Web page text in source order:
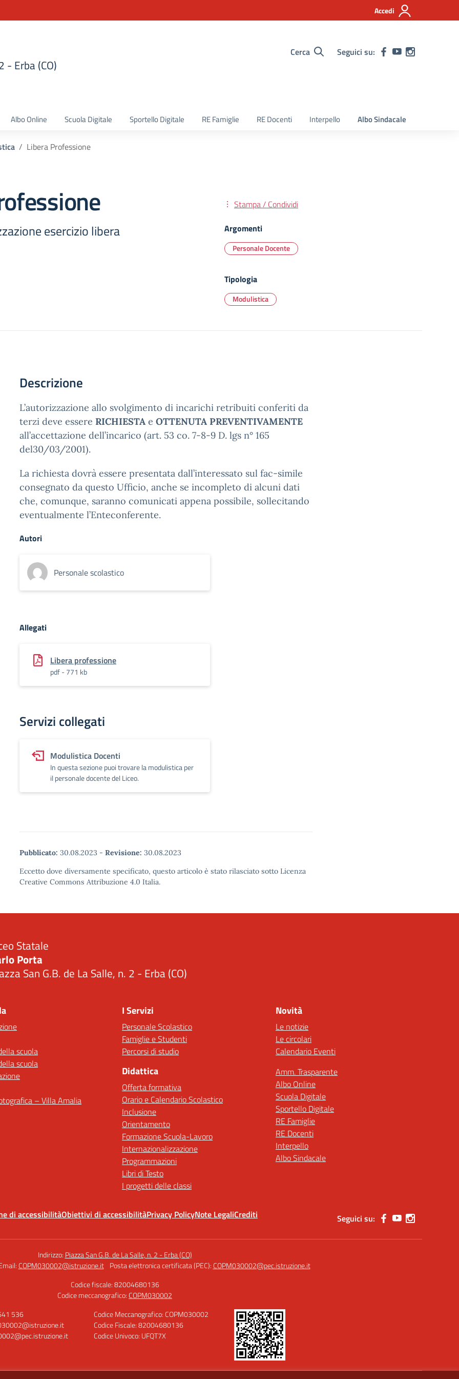
Accedi
- Erba (CO)
Cerca Seguici su:
Albo Online Scuola Digitale Sportello Digitale RE Famiglie RE Docenti Interpello Albo Sindacale
Libera Professione
esercizio libera
Stampa / Condividi
Argomenti
Personale Docente
Tipologia
Modulistica
Descrizione
L’autorizzazione allo svolgimento di incarichi retribuiti conferiti da
terzi deve essere RICHIESTA e OTTENUTA PREVENTIVAMENTE
all’accettazione dell’incarico (art. 53 co. 7-8-9 D. lgs n° 165
del30/03/2001).
La richiesta dovrà essere presentata dall’interessato sul fac-simile
consegnato da questo Ufficio, anche se incompleto di alcuni dati
che, comunque, saranno comunicati appena possibile, sollecitando
eventualmente l’Enteconferente.
Autori
Personale scolastico
Allegati
Libera professione
pdf - 771 kb
Servizi collegati
Modulistica Docenti
In questa sezione puoi trovare la modulistica per
il personale docente del Liceo.
Pubblicato: 30.08.2023 - Revisione: 30.08.2023
Eccetto dove diversamente specificato, questo articolo è stato rilasciato sotto Licenza
Creative Commons Attribuzione 4.0 Italia.
Statale
Porta
San G.B. de La Salle, n. 2 - Erba (CO)
scuola
scuola
– Villa Amalia
I Servizi
Personale Scolastico
Famiglie e Studenti
Percorsi di studio
Didattica
Offerta formativa
Orario e Calendario Scolastico
Inclusione
Orientamento
Formazione Scuola-Lavoro
Internazionalizzazione
Programmazioni
Libri di Testo
I progetti delle classi
Novità
Le notizie
Le circolari
Calendario Eventi
Amm. Trasparente
Albo Online
Scuola Digitale
Sportello Digitale
RE Famiglie
RE Docenti
Interpello
Albo Sindacale
di accessibilitàObiettivi di accessibilitàPrivacy PolicyNote LegaliCrediti Seguici su:
Indirizzo: Piazza San G.B. de La Salle, n. 2 - Erba (CO)
COPM030002@istruzione.it Posta elettronica certificata (PEC): COPM030002@pec.istruzione.it
Codice fiscale: 82004680136
Codice meccanografico: COPM030002
536
Codice Meccanografico: COPM030002
Codice Fiscale: 82004680136
Codice Univoco: UFQT7X